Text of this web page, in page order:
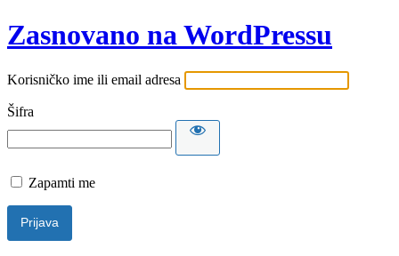
Zasnovano na WordPressu
Korisničko ime ili email adresa
Šifra
Zapamti me